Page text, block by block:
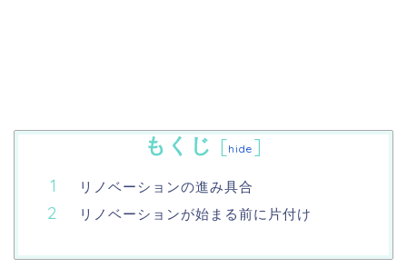
もくじ [hide ]
リノベーションの進み具合
リノベーションが始まる前に片付け